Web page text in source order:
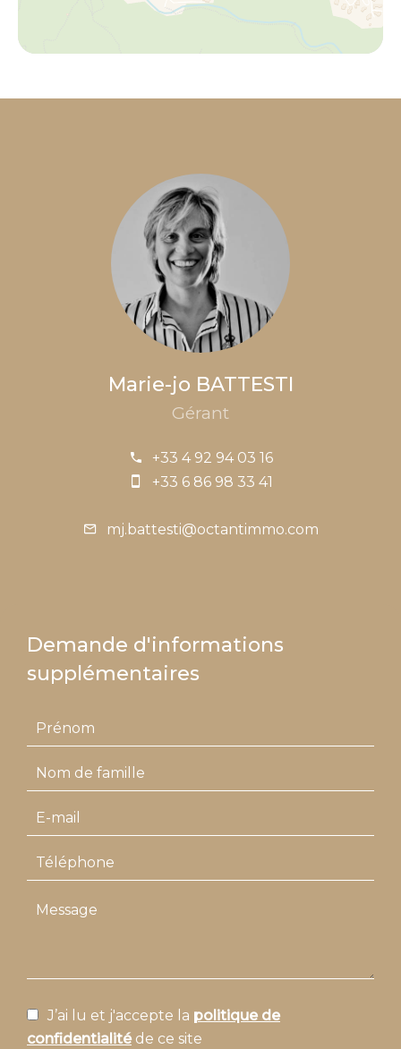
Marie-jo BATTESTI
Gérant
+33 4 92 94 03 16
+33 6 86 98 33 41
mj.battesti@octantimmo.com
Demande d'informations
supplémentaires
J’ai lu et j'accepte la politique de
confidentialitéde ce site